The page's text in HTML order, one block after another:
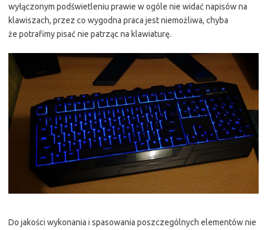
wyłączonym podświetleniu prawie w ogóle nie widać napisów na
klawiszach, przez co wygodna praca jest niemożliwa, chyba
że potrafimy pisać nie patrząc na klawiaturę.
Do jakości wykonania i spasowania poszczególnych elementów nie